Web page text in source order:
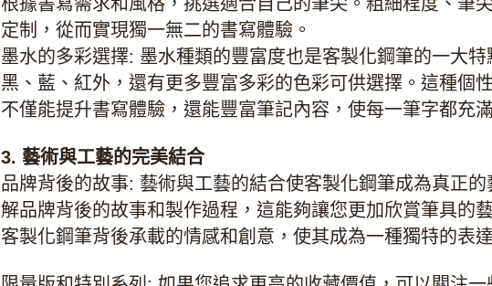
定制，從而實現獨一無二的書寫體驗。
墨水的多彩選擇: 墨水種類的豐富度也是客製化鋼筆的一大
黑、藍、紅外，還有更多豐富多彩的色彩可供選擇。這種個
不僅能提升書寫體驗，還能豐富筆記內容，使每一筆字都充
3. 藝術與工藝的完美結合
品牌背後的故事: 藝術與工藝的結合使客製化鋼筆成為真正的
解品牌背後的故事和製作過程，這能夠讓您更加欣賞筆具的
客製化鋼筆背後承載的情感和創意，使其成為一種獨特的表